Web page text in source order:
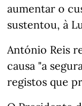
aumentar o
sustentou, à
António Reis
causa "a
registos que